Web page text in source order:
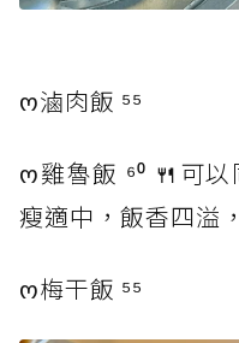
ო滷肉飯 ⁵⁵
ო雞魯飯 ⁶⁰ 🍴可
瘦適中，飯香四溢
ო梅干飯 ⁵⁵